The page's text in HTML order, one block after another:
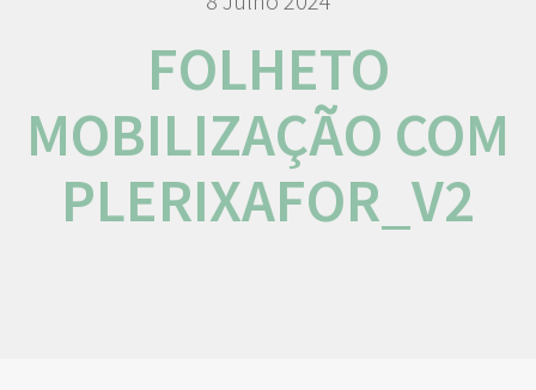
FOLHETO
MOBILIZAÇÃO COM
PLERIXAFOR_V2